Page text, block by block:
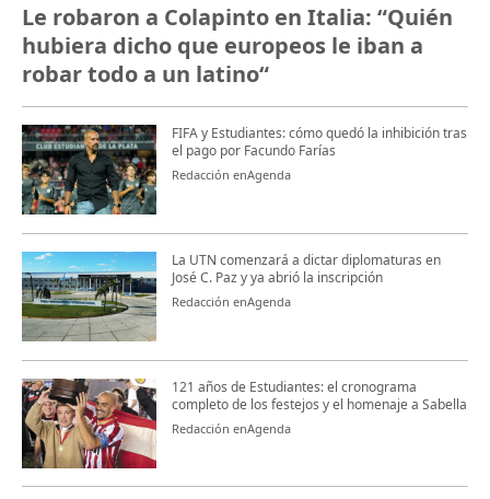
Le robaron a Colapinto en Italia: “Quién
hubiera dicho que europeos le iban a
robar todo a un latino“
FIFA y Estudiantes: cómo quedó la inhibición tras
el pago por Facundo Farías
Redacción enAgenda
La UTN comenzará a dictar diplomaturas en
José C. Paz y ya abrió la inscripción
Redacción enAgenda
121 años de Estudiantes: el cronograma
completo de los festejos y el homenaje a Sabella
Redacción enAgenda